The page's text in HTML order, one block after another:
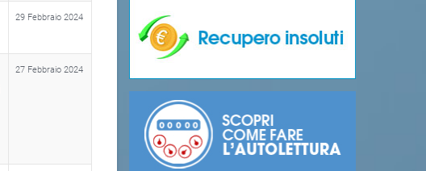
29 Febbraio 2024
27 Febbraio 2024